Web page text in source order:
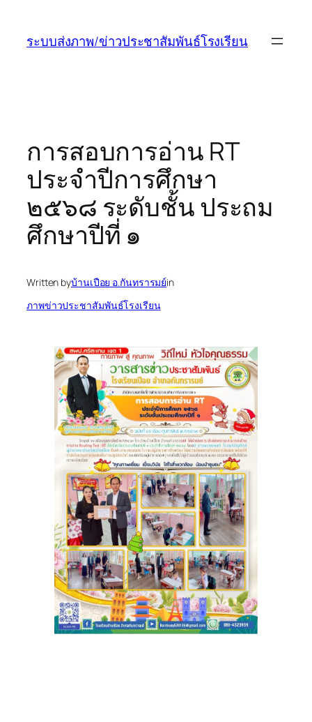
ระบบส่งภาพ/ข่าวประชาสัมพันธ์โรงเรียน
การสอบการอ่าน RT
ประจำปีการศึกษา
๒๕๖๘ ระดับชั้น ประถม
ศึกษาปีที่ ๑
Written byบ้านเปือย อ.กันทรารมย์in
ภาพข่าวประชาสัมพันธ์โรงเรียน